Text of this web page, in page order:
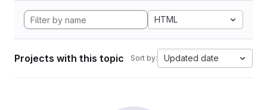
HTML
Projects with this topic Sort by: Updated date